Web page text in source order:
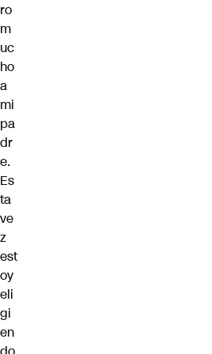
ro
m
uc
ho
a
mi
pa
dr
e.
Es
ta
ve
z
est
oy
eli
gi
en